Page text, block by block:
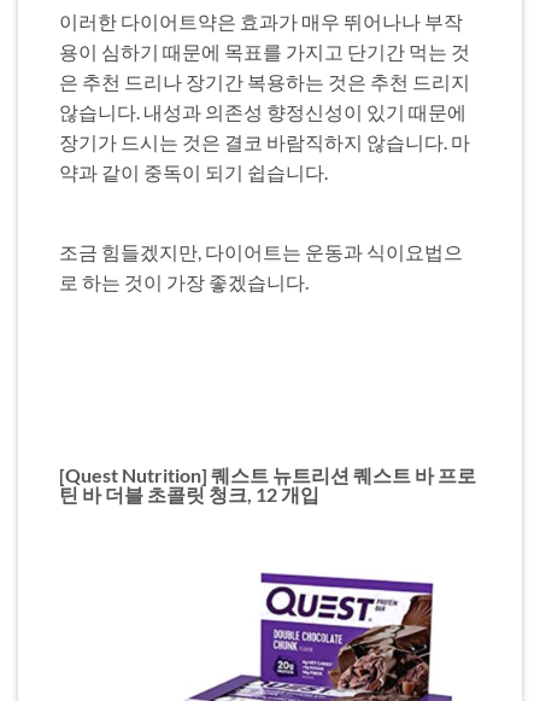
이러한 다이어트약은 효과가 매우 뛰어나나 부작
용이 심하기 때문에 목표를 가지고 단기간 먹는 것
은 추천 드리나 장기간 복용하는 것은 추천 드리지
않습니다. 내성과 의존성 향정신성이 있기 때문에
장기가 드시는 것은 결코 바람직하지 않습니다. 마
약과 같이 중독이 되기 쉽습니다.
조금 힘들겠지만, 다이어트는 운동과 식이요법으
로 하는 것이 가장 좋겠습니다.
[Quest Nutrition] 퀘스트 뉴트리션 퀘스트 바 프로
틴 바 더블 초콜릿 청크, 12 개입